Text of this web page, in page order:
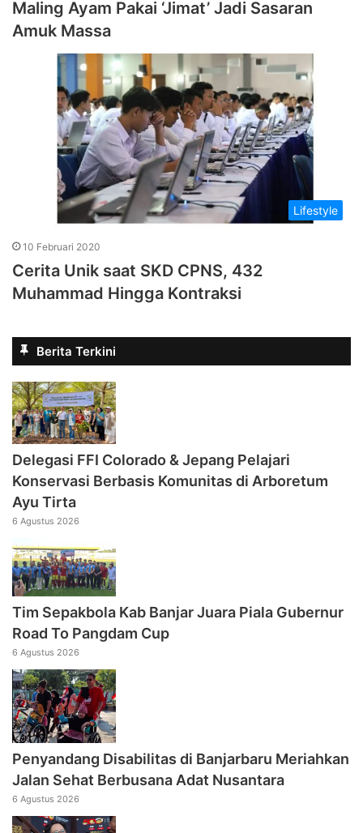
Maling Ayam Pakai ‘Jimat’ Jadi Sasaran
Amuk Massa
Lifestyle
10 Februari 2020
Cerita Unik saat SKD CPNS, 432
Muhammad Hingga Kontraksi
Berita Terkini
Delegasi FFI Colorado & Jepang Pelajari
Konservasi Berbasis Komunitas di Arboretum
Ayu Tirta
6 Agustus 2026
Tim Sepakbola Kab Banjar Juara Piala Gubernur
Road To Pangdam Cup
6 Agustus 2026
Penyandang Disabilitas di Banjarbaru Meriahkan
Jalan Sehat Berbusana Adat Nusantara
6 Agustus 2026